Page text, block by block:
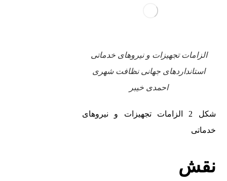
الزامات تجهیزات و نیروهای خدماتی
استانداردهای جهانی نظافت شهری
احمدی خیبر
شکل 2 الزامات تجهیزات و نیروهای
خدماتی
نقش